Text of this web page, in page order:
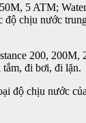
5 ATM;
chịu nước
200, 200M,
tắm, đi bơi, đi lặn.